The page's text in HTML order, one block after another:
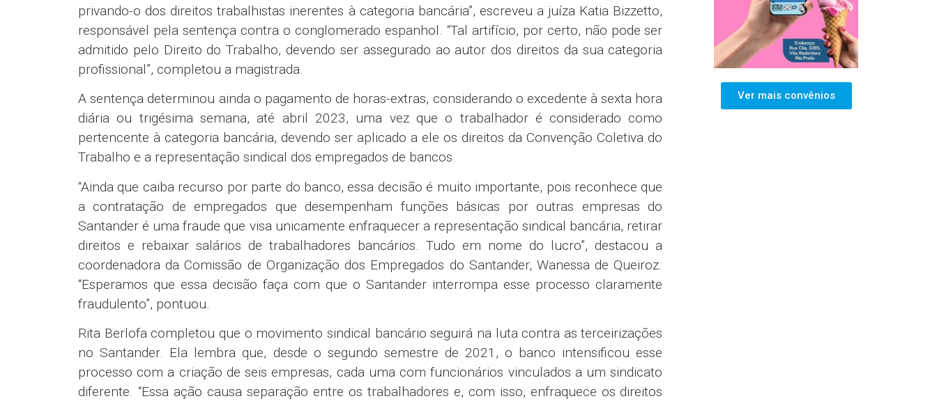
privando-o dos direitos trabalhistas inerentes à categoria bancária”, escreveu a juíza Katia Bizzetto,
responsável pela sentença contra o conglomerado espanhol. “Tal artifício, por certo, não pode ser
admitido pelo Direito do Trabalho, devendo ser assegurado ao autor dos direitos da sua categoria
profissional”, completou a magistrada.
A sentença determinou ainda o pagamento de horas-extras, considerando o excedente à sexta hora
diária ou trigésima semana, até abril 2023, uma vez que o trabalhador é considerado como
pertencente à categoria bancária, devendo ser aplicado a ele os direitos da Convenção Coletiva do
Trabalho e a representação sindical dos empregados de bancos.
“Ainda que caiba recurso por parte do banco, essa decisão é muito importante, pois reconhece que
a contratação de empregados que desempenham funções básicas por outras empresas do
Santander é uma fraude que visa unicamente enfraquecer a representação sindical bancária, retirar
direitos e rebaixar salários de trabalhadores bancários. Tudo em nome do lucro”, destacou a
coordenadora da Comissão de Organização dos Empregados do Santander, Wanessa de Queiroz.
“Esperamos que essa decisão faça com que o Santander interrompa esse processo claramente
fraudulento”, pontuou.
Rita Berlofa completou que o movimento sindical bancário seguirá na luta contra as terceirizações
no Santander. Ela lembra que, desde o segundo semestre de 2021, o banco intensificou esse
processo com a criação de seis empresas, cada uma com funcionários vinculados a um sindicato
diferente. “Essa ação causa separação entre os trabalhadores e, com isso, enfraquece os direitos
Ver mais convênios